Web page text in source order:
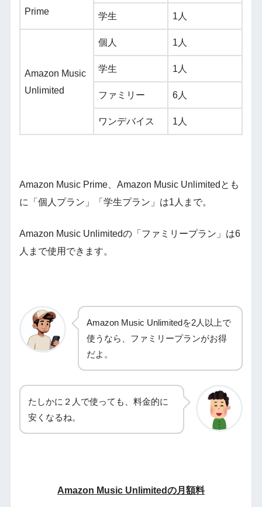
Prime
学生 1人
Amazon Music
Unlimited
個人 1人
学生 1人
ファミリー 6人
ワンデバイス 1人
Amazon Music Prime、Amazon Music Unlimitedとも
に「個人プラン」「学生プラン」は1人まで。
Amazon Music Unlimitedの「ファミリープラン」は6
人まで使用できます。
Amazon Music Unlimitedを2人以上で
使うなら、ファミリープランがお得
だよ。
たしかに２人で使っても、料金的に
安くなるね。
Amazon Music Unlimitedの月額料